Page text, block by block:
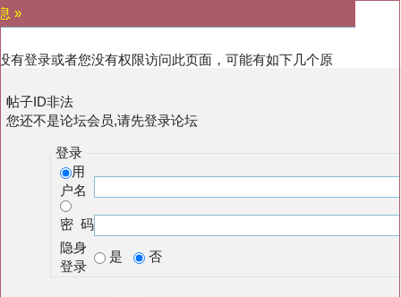
»
有登录或者您没有权限访问此页面，可能有如下几个原
帖子ID非法
您还不是论坛会员,请先登录论坛
登录
用
户名
密 码
隐身
登录
是 否